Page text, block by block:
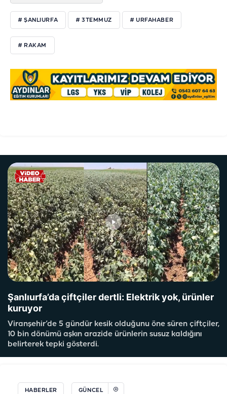
# ŞANLIURFA # 3TEMMUZ # URFAHABER
# RAKAM
Şanlıurfa’da çiftçiler dertli: Elektrik yok, ürünler
kuruyor
Viranşehir’de 5 gündür kesik olduğunu öne süren çiftçiler,
10 bin dönümü aşkın arazide ürünlerin susuz kaldığını
belirterek tepki gösterdi.
HABERLER GÜNCEL